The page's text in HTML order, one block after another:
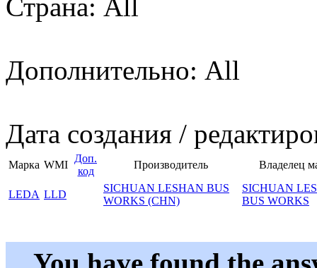
Страна: All
Дополнительно: All
Дата создания /
Марка WMI
Доп.
код
Производитель Владелец
LEDA LLD
SICHUAN LESHAN BUS
WORKS (CHN)
SICHUAN
BUS WORKS